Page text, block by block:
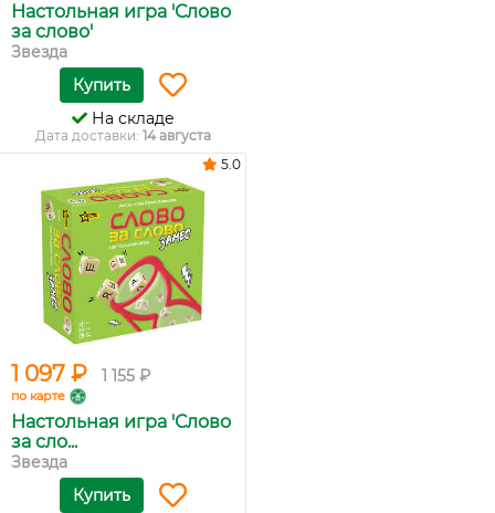
Настольная игра 'Слово
за слово'
Звезда
Купить
На складе
Дата доставки: 14 августа
1 097 ₽ 1 155 ₽
по карте
Настольная игра 'Слово
за сло...
Звезда
5.0
Купить